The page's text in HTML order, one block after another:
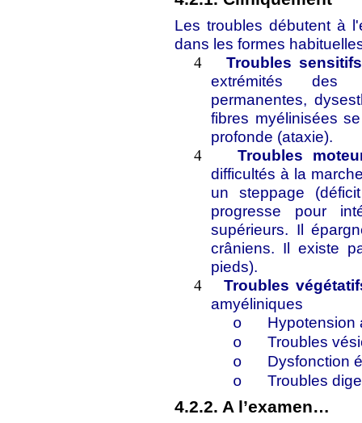
Les troubles débutent à
dans les formes
4
Troubles
extrémités des
permanentes,
fibres myélinisées
profonde (ataxie).
4
Troubles
difficultés à la
un steppage
progresse pour
supérieurs. Il
crâniens. Il existe
pieds).
4
Troubles
amyéliniques
o
Hypotension
o
Troubles
o
Dysfonction
o
Troubles
4.2.2. A l’examen…